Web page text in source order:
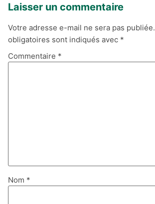
Laisser un commentaire
Votre adresse e-mail ne sera pas publiée.
obligatoires sont indiqués avec *
Commentaire *
Nom *